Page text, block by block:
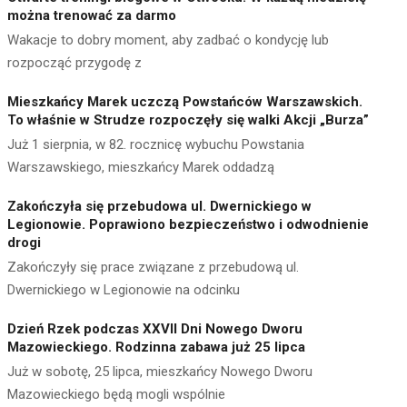
można trenować za darmo
Wakacje to dobry moment, aby zadbać o kondycję lub
rozpocząć przygodę z
Mieszkańcy Marek uczczą Powstańców Warszawskich.
To właśnie w Strudze rozpoczęły się walki Akcji „Burza”
Już 1 sierpnia, w 82. rocznicę wybuchu Powstania
Warszawskiego, mieszkańcy Marek oddadzą
Zakończyła się przebudowa ul. Dwernickiego w
Legionowie. Poprawiono bezpieczeństwo i odwodnienie
drogi
Zakończyły się prace związane z przebudową ul.
Dwernickiego w Legionowie na odcinku
Dzień Rzek podczas XXVII Dni Nowego Dworu
Mazowieckiego. Rodzinna zabawa już 25 lipca
Już w sobotę, 25 lipca, mieszkańcy Nowego Dworu
Mazowieckiego będą mogli wspólnie